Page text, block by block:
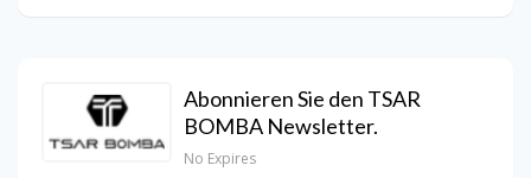
Abonnieren Sie den TSAR
BOMBA Newsletter.
No Expires